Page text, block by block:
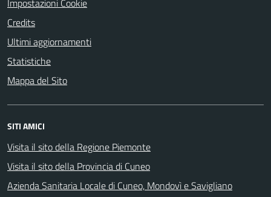
Impostazioni Cookie
Credits
Ultimi aggiornamenti
Statistiche
Mappa del Sito
SITI AMICI
Visita il sito della Regione Piemonte
Visita il sito della Provincia di Cuneo
Azienda Sanitaria Locale di Cuneo, Mondovì e Savigliano